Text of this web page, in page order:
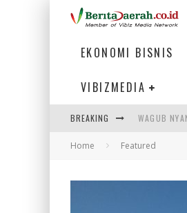
EKONOMI BISNIS
VIBIZMEDIA
BREAKING ATASI
MENIKMATI
Home Featured